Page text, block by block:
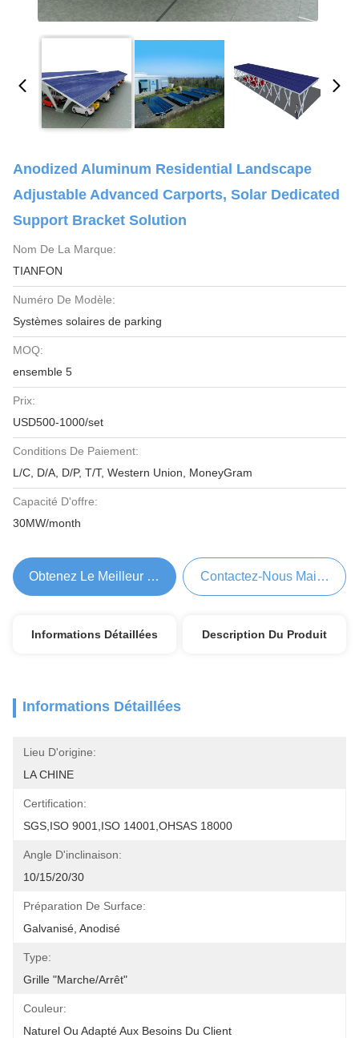
Anodized Aluminum Residential Landscape
Adjustable Advanced Carports, Solar Dedicated
Support Bracket Solution
Nom De La Marque:
TIANFON
Numéro De Modèle:
Systèmes solaires de parking
MOQ:
ensemble 5
Prix:
USD500-1000/set
Conditions De Paiement:
L/C, D/A, D/P, T/T, Western Union, MoneyGram
Capacité D'offre:
30MW/month
Obtenez Le Meilleur Prix Contactez-Nous Maintenant
Informations Détaillées Description Du Produit
Informations Détaillées
Lieu D'origine:
LA CHINE
Certification:
SGS,ISO 9001,ISO 14001,OHSAS 18000
Angle D'inclinaison:
10/15/20/30
Préparation De Surface:
Galvanisé, Anodisé
Type:
Grille "Marche/Arrêt"
Couleur:
Naturel Ou Adapté Aux Besoins Du Client